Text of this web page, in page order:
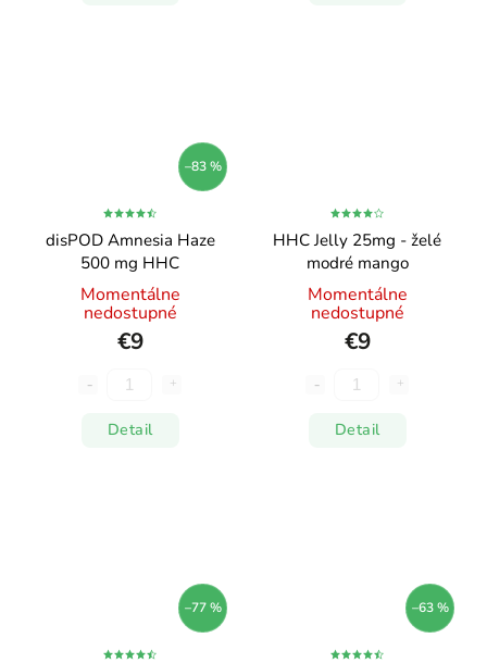
–83 %
disPOD Amnesia Haze
500 mg HHC
Momentálne
nedostupné
€9
Detail
HHC Jelly 25mg - želé
modré mango
Momentálne
nedostupné
€9
Detail
–77 % –63 %